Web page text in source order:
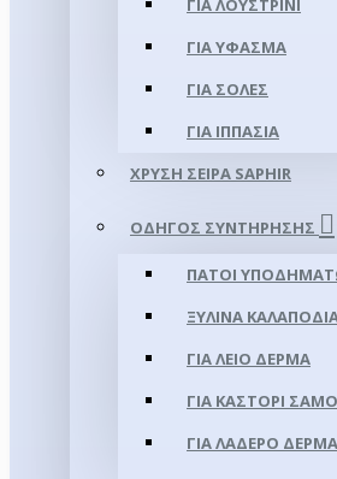
ΓΙΑ ΛΟΥΣΤΡΊΝΙ
ΓΙΑ ΥΦΑΣΜΑ
ΓΙΑ ΣΌΛΕΣ
ΓΙΑ ΙΠΠΑΣΊΑ
ΧΡΥΣΉ ΣΕΙΡΆ SAPHIR
ΟΔΗΓΌΣ ΣΥΝΤΉΡΗΣΗΣ
ΠΆΤΟΙ
ΞΎΛΙΝΑ
ΓΙΑ ΛΕΊΟ ΔΈΡΜΑ
ΓΙΑ ΚΑΣΤΌΡΙ
ΓΙΑ ΛΑΔΕΡΌ ΔΈΡΜΑ